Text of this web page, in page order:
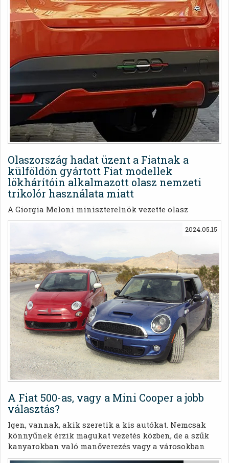
zuhanytartozék) nem meglepő módon rengeteg
csodálót vonzott. Az olasz hatóságok azonban nem
rajonganak érte.
Olaszország hadat üzent a Fiatnak a
külföldön gyártott Fiat modellek
lökhárítóin alkalmazott olasz nemzeti
trikolór használata miatt
A Giorgia Meloni miniszterelnök vezette olasz
kormány és a Fiat márka tulajdonosa, a Stellantis
gigavállalat között régóta húzódó vita végére tett
az olasz zászló színeit a ténylegesen
Lengyelországban gyártott Fiat 600-as modellek
lökhárítójáról.
A Fiat 500-as, vagy a Mini Cooper a jobb
választás?
2024.05.15
Igen, vannak, akik szeretik a kis autókat. Nemcsak
könnyűnek érzik magukat vezetés közben, de a szűk
kanyarokban való manőverezés vagy a városokban
való parkolás is egyszerűbb. Ha kompakt kisautókról